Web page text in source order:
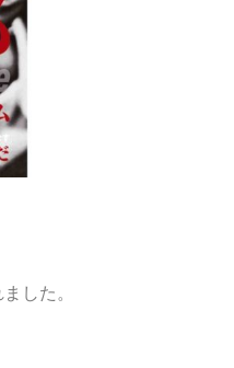
した。